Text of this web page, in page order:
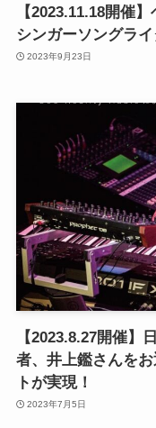
【2023.11.18開催
シンガーソングラ
2023年9月23日
【2023.8.27開催】
者、井上鑑さんを
トが実現！
2023年7月5日